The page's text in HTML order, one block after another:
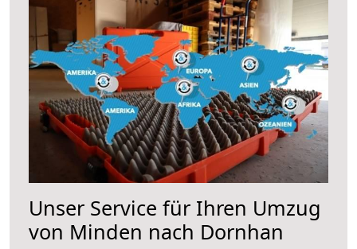
Unser Service für Ihren Umzug
von Minden nach Dornhan